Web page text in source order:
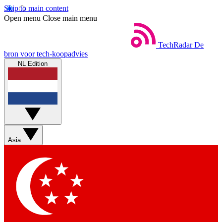
Skip to main content
Open menu Close main menu
TechRadar De
bron voor tech-koopadvies
NL Edition
Asia